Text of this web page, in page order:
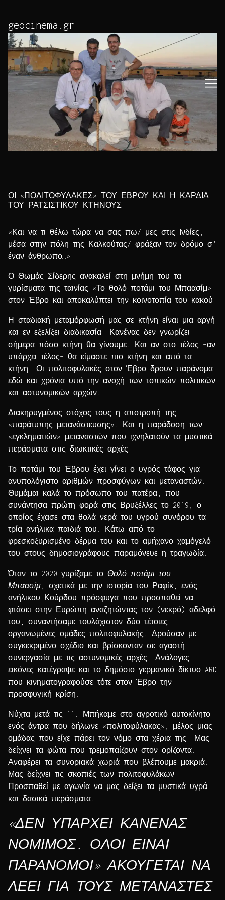
Content
geocinema.gr
ΟΙ «ΠΟΛΙΤΟΦΥΛΑΚΕΣ» ΤΟΥ ΕΒΡΟΥ ΚΑΙ Η ΚΑΡΔΙΑ
ΤΟΥ ΡΑΤΣΙΣΤΙΚΟΥ ΚΤΗΝΟΥΣ
«Και να τι θέλω τώρα να σας πω/ μες στις Ινδίες,
μέσα στην πόλη της Καλκούτας/ φράξαν τον δρόμο σ’
έναν άνθρωπο…»
Ο Θωμάς Σίδερης ανακαλεί στη μνήμη του τα
γυρίσματα της ταινίας «Το θολό ποτάμι του Μπαασίμ»
στον Έβρο και αποκαλύπτει την κοινοτοπία του κακού
Η σταδιακή μεταμόρφωσή μας σε κτήνη είναι μια αργή
και εν εξελίξει διαδικασία. Κανένας δεν γνωρίζει
σήμερα πόσο κτήνη θα γίνουμε. Και αν στο τέλος –αν
υπάρχει τέλος– θα είμαστε πιο κτήνη και από τα
κτήνη. Οι πολιτοφυλακές στον Έβρο δρουν παράνομα
εδώ και χρόνια υπό την ανοχή των τοπικών πολιτικών
και αστυνομικών αρχών.
Διακηρυγμένος στόχος τους η αποτροπή της
«παράτυπης μετανάστευσης». Και η παράδοση των
«εγκληματιών» μεταναστών που ιχνηλατούν τα μυστικά
περάσματα στις διωκτικές αρχές.
Το ποτάμι του Έβρου έχει γίνει ο υγρός τάφος για
ανυπολόγιστο αριθμών προσφύγων και μεταναστών.
Θυμάμαι καλά το πρόσωπο του πατέρα, που
συνάντησα πρώτη φορά στις Βρυξέλλες το 2019, ο
οποίος έχασε στα θολά νερά του υγρού συνόρου τα
τρία ανήλικα παιδιά του. Κάτω από το
φρεσκοξυρισμένο δέρμα του και το αμήχανο χαμόγελό
του στους δημοσιογράφους παραμόνευε η τραγωδία.
Όταν το 2020 γυρίζαμε το Θολό ποτάμι του
Μπαασίμ
σχετικά με την ιστορία του Ραφίκ, ενός
ανήλικου Κούρδου πρόσφυγα που προσπαθεί να
φτάσει στην Ευρώπη αναζητώντας τον (νεκρό) αδελφό
του, συναντήσαμε τουλάχιστον δύο τέτοιες
οργανωμένες ομάδες πολιτοφυλακής. Δρούσαν με
συγκεκριμένο σχέδιο και βρίσκονταν σε αγαστή
συνεργασία με τις αστυνομικές αρχές. Ανάλογες
εικόνες κατέγραψε και το δημόσιο γερμανικό δίκτυο ARD
που κινηματογραφούσε τότε στον Έβρο την
προσφυγική κρίση.
Νύχτα μετά τις 11. Μπήκαμε στο αγροτικό αυτοκίνητο
ενός άντρα που δήλωνε «πολιτοφύλακας», μέλος μιας
ομάδας που είχε πάρει τον νόμο στα χέρια της. Μας
δείχνει τα φώτα που τρεμοπαίζουν στον ορίζοντα.
Αναφέρει τα συνοριακά χωριά που βλέπουμε μακριά.
Μας δείχνει τις σκοπιές των πολιτοφυλάκων.
Προσπαθεί με αγωνία να μας δείξει τα μυστικά υγρά
και δασικά περάσματα.
«ΔΕΝ ΥΠΑΡΧΕΙ ΚΑΝΕΝΑΣ
ΝΟΜΙΜΟΣ. ΟΛΟΙ ΕΙΝΑΙ
ΠΑΡΑΝΟΜΟΙ» ΑΚΟΥΓΕΤΑΙ ΝΑ
ΛΕΕΙ ΓΙΑ ΤΟΥΣ ΜΕΤΑΝΑΣΤΕΣ